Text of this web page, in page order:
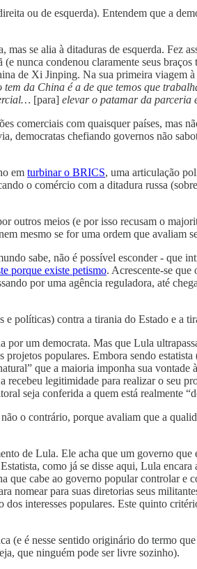
ou de esquerda). Entendem que a
se alia à ditaduras de esquerda. Fez
nunca condenou claramente seus
de Xi Jinping. Na sua primeira viagem
tem da China é a de que temos que
[para] elevar o patamar da parceria
comerciais com quaisquer países, mas
democratas chefiando governos não
em turbinar o BRICS, uma articulação
o comércio com a ditadura russa
outros meios (e por isso recusam o
mesmo se for uma ordem que avaliam
sabe, não é possível esconder - que
porque existe petismo. Acrescente-se
por uma agência reguladora, até
políticas) contra a tirania do Estado e a
um democrata. Mas que Lula
populares. Embora sendo
que a maioria imponha sua
legitimidade para realizar o seu
seja conferida a quem está realmente
o contrário, porque avaliam que a
de Lula. Ele acha que um governo
como já se disse aqui, Lula encara
que cabe ao governo popular controlar
nomear para suas diretorias seus
interesses populares. Este quinto
(e é nesse sentido originário do termo
que ninguém pode ser livre sozinho).